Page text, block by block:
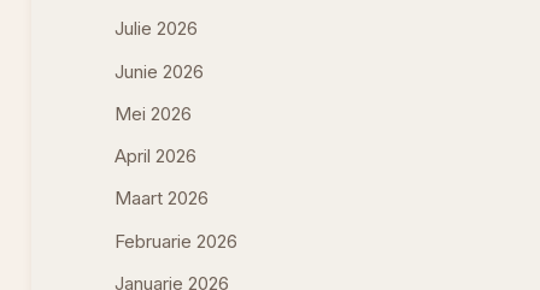
Julie 2026
Junie 2026
Mei 2026
April 2026
Maart 2026
Februarie 2026
Januarie 2026